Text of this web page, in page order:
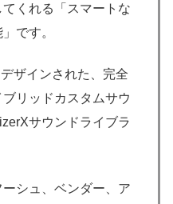
くれる「スマートな
です。
ザインされた、完全
リッドカスタムサウ
サウンドライブラ
シュ、ベンダー、ア